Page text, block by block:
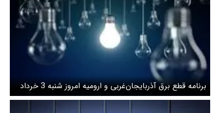
برنامه قطع برق آذربایجان‌غربی و ارومیه امروز شنبه 3 خرداد